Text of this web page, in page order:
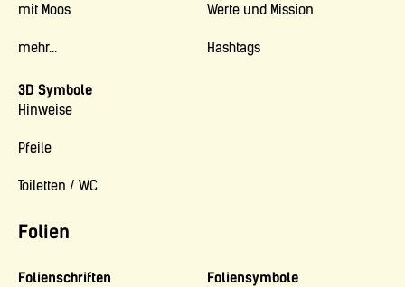
Folien
mit Moos
mehr...
Werte und Mission
Hashtags
3D Symbole
Hinweise
Pfeile
Toiletten / WC
Folienschriften
Foliensymbole